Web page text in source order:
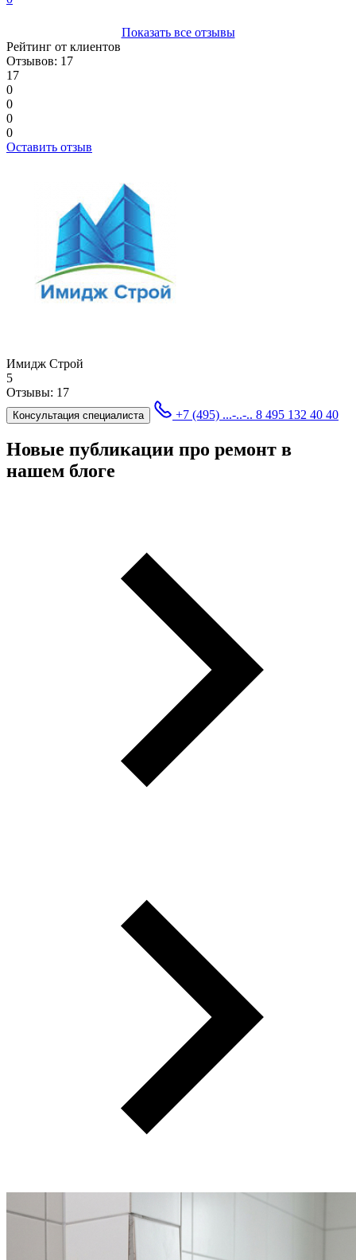
Показать все отзывы
Рейтинг от клиентов
Отзывов: 17
17
0
0
0
0
Оставить отзыв
Имидж Строй
5
Отзывы: 17
Консультация специалиста +7 (495) ...-..-.. 8 495 132 40 40
Новые публикации про ремонт в
нашем блоге